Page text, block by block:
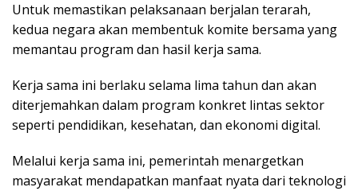
Untuk memastikan pelaksanaan berjalan terarah,
kedua negara akan membentuk komite bersama yang
memantau program dan hasil kerja sama.
Kerja sama ini berlaku selama lima tahun dan akan
diterjemahkan dalam program konkret lintas sektor
seperti pendidikan, kesehatan, dan ekonomi digital.
Melalui kerja sama ini, pemerintah menargetkan
masyarakat mendapatkan manfaat nyata dari teknologi